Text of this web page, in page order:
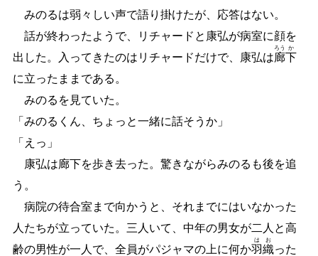
みのるは弱々しい声で語り掛けたが、応答はない。
話が終わったようで、リチャードと康弘が病室に顔を
出した。入ってきたのはリチャードだけで、康弘は廊
ろう
下
か
に立ったままである。
みのるを見ていた。
「みのるくん、ちょっと一緒に話そうか」
「えっ」
康弘は廊下を歩き去った。驚きながらみのるも後を追
う。
病院の待合室まで向かうと、それまでにはいなかった
人たちが立っていた。三人いて、中年の男女が二人と高
齢の男性が一人で、全員がパジャマの上に何か羽
は
織
お
った